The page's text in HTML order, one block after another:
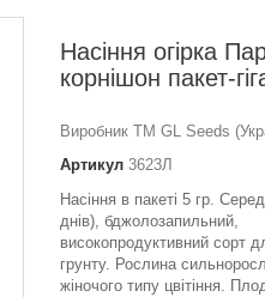
Насіння огірка
корнiшон пакет-
Виробник ТМ GL Seeds
Артикул 3623Л
Насіння в пакеті 5 гр.
днів), бджолозапильний,
високопродуктивний сорт
грунту. Рослина
жіночого типу цвітіння.